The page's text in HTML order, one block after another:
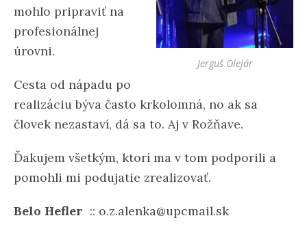
Jerguš Olejár
mohlo pripraviť na
profesionálnej
úrovni.
Cesta od nápadu po
realizáciu býva často krkolomná, no ak sa
človek nezastaví, dá sa to. Aj v Rožňave.
Ďakujem všetkým, ktorí ma v tom podporili a
pomohli mi podujatie zrealizovať.
Belo Hefler :: o.z.alenka@upcmail.sk